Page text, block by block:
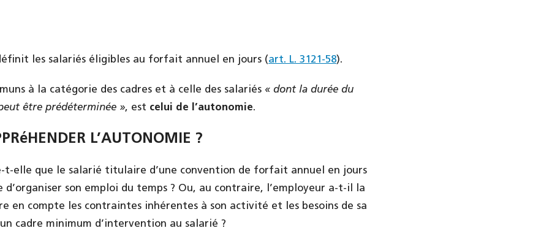
les salariés éligibles au forfait annuel en jours (art. L. 3121-58).
à la catégorie des cadres et à celle des salariés « dont la durée du
être prédéterminée », est celui de l’autonomie.
L’AUTONOMIE ?
t-elle que le salarié titulaire d’une convention de forfait annuel en jours
son emploi du temps ? Ou, au contraire, l’employeur a-t-il la
en compte les contraintes inhérentes à son activité et les besoins de sa
cadre minimum d’intervention au salarié ?